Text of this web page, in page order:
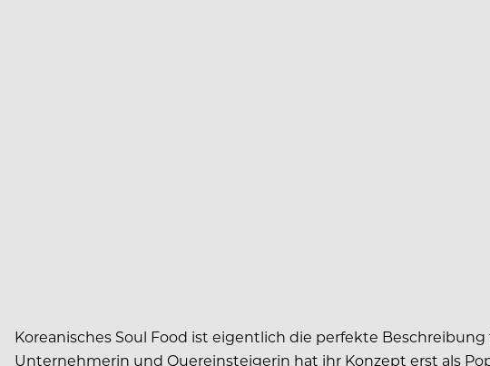
Koreanisches Soul Food ist eigentlich die perfekte
Unternehmerin und Quereinsteigerin hat ihr Konzept erst als